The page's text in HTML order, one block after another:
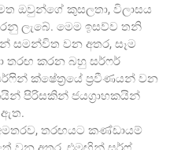
ඔවුන්ගේ කුසලතා, විලාසය
ලැබේ. මෙම ඉසව්ව තනි
සමන්විත වන අතර, සෑම
තරඟ කරන බහු සර්ෆර්
ක්ෂේත්‍රයේ ප්‍රවීණයන් වන
පිරිසකින් ජයග්‍රාහකයින්
තරඟයට කණ්ඩායම්